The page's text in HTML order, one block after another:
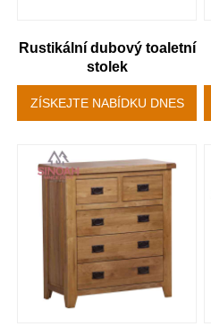
Rustikální dubový toaletní
stolek
ZÍSKEJTE NABÍDKU DNES